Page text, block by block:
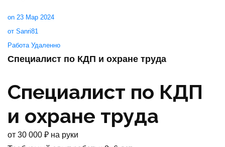
on 23 Мар 2024
от Sanri81
Работа Удаленно
Специалист по КДП и охране труда
Специалист по КДП
и охране труда
от 30 000 ₽ на руки